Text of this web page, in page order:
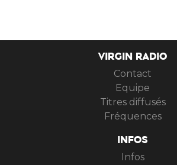
VIRGIN RADIO
Contact
Equipe
Titres diffusés
Fréquences
INFOS
Infos